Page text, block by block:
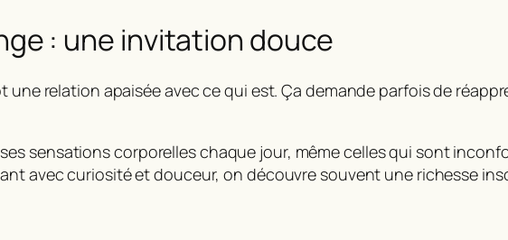
: une invitation douce
une relation apaisée avec ce qui est. Ça demande parfois de
sensations corporelles chaque jour, même celles qui sont
avec curiosité et douceur, on découvre souvent une richesse